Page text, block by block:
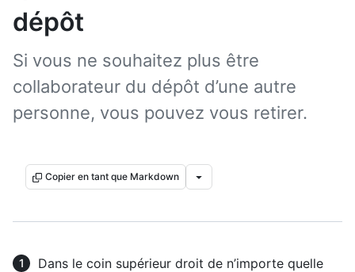
dépôt
Si vous ne souhaitez plus être
collaborateur du dépôt d’une autre
personne, vous pouvez vous retirer.
Copier en tant que Markdown
Dans le coin supérieur droit de n’importe quelle